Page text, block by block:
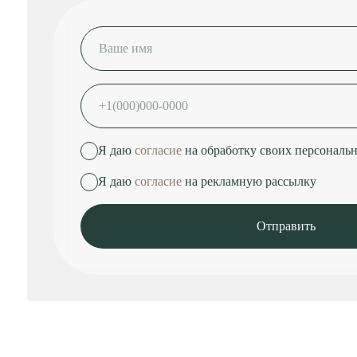
ПОЧЕМУ ВЫБИРАЮТ
Лучше всего о нас расскажут отзывы наших клиентов